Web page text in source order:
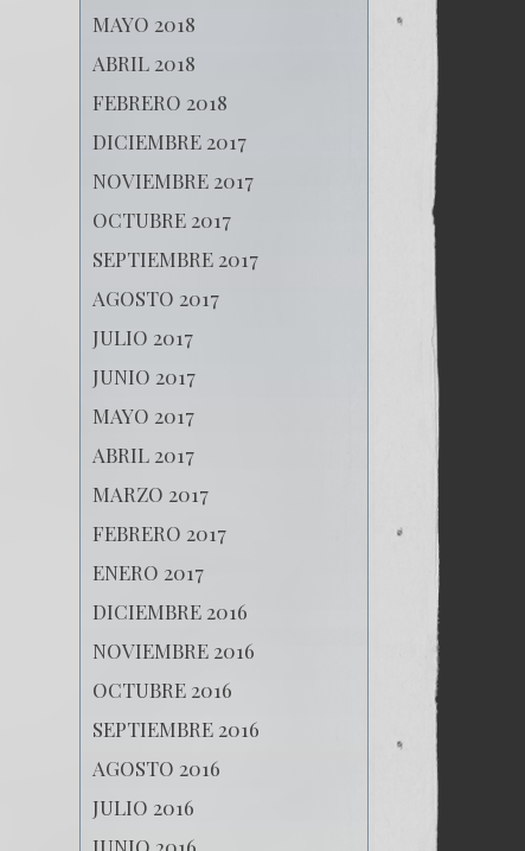
MAYO 2018
ABRIL 2018
FEBRERO 2018
DICIEMBRE 2017
NOVIEMBRE 2017
OCTUBRE 2017
SEPTIEMBRE 2017
AGOSTO 2017
JULIO 2017
JUNIO 2017
MAYO 2017
ABRIL 2017
MARZO 2017
FEBRERO 2017
ENERO 2017
DICIEMBRE 2016
NOVIEMBRE 2016
OCTUBRE 2016
SEPTIEMBRE 2016
AGOSTO 2016
JULIO 2016